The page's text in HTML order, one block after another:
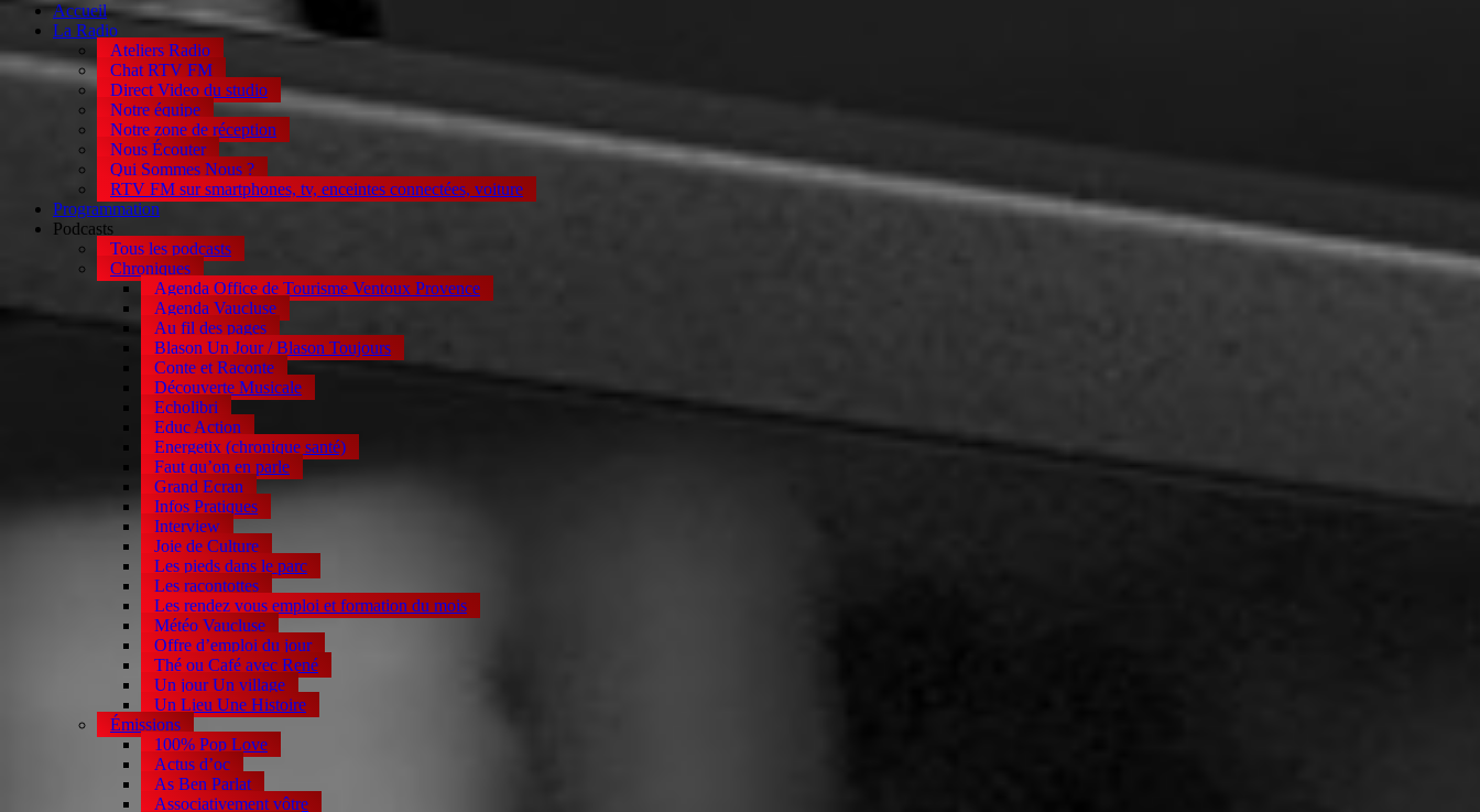
Accueil
La Radio
Ateliers Radio
Chat RTV FM
Direct Video du studio
Notre équipe
Notre zone de réception
Nous Écouter
Qui Sommes Nous ?
RTV FM sur smartphones, tv, enceintes connectées, voiture
Programmation
Podcasts
Tous les podcasts
Chroniques
Agenda Office de Tourisme Ventoux Provence
Agenda Vaucluse
Au fil des pages
Blason Un Jour / Blason Toujours
Conte et Raconte
Découverte Musicale
Echolibri
Educ Action
Energetix (chronique santé)
Faut qu’on en parle
Grand Ecran
Infos Pratiques
Interview
Joie de Culture
Les pieds dans le parc
Les racontottes
Les rendez vous emploi et formation du mois
Météo Vaucluse
Offre d’emploi du jour
Thé ou Café avec René
Un jour Un village
Un Lieu Une Histoire
Émissions
100% Pop Love
Actus d’oc
As Ben Parlat
Associativement vôtre